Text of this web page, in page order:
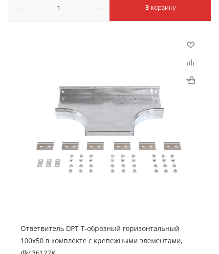
В корзину
Ответвитель DPT Т-образный горизонтальный
100х50 в комплекте с крепежными элементами,